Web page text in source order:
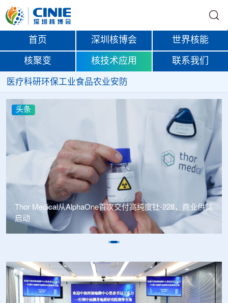
首页 深圳核博会 世界核能
核聚变 核技术应用 联系我们
医疗科研环保工业食品农业安防
头条
Thor Medical从AlphaOne首次交付高纯度钍-228，商业供货
启动